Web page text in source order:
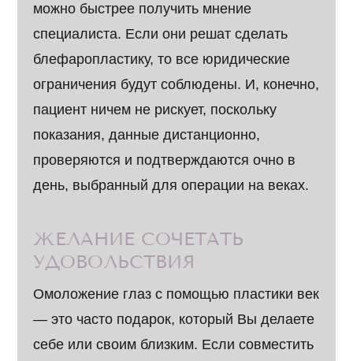
можно быстрее получить мнение
специалиста. Если они решат сделать
блефаропластику, то все юридические
ограничения будут соблюдены. И, конечно,
пациент ничем не рискует, поскольку
показания, данные дистанционно,
проверяются и подтверждаются очно в
день, выбранный для операции на веках.
ЖЕЛАНИЕ СОЧЕТАТЬ
УДОВОЛЬСТВИЯ
Омоложение глаз с помощью пластики век
— это часто подарок, который Вы делаете
себе или своим близким. Если совместить